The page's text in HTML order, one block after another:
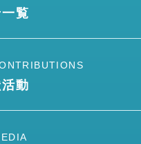
覧
動